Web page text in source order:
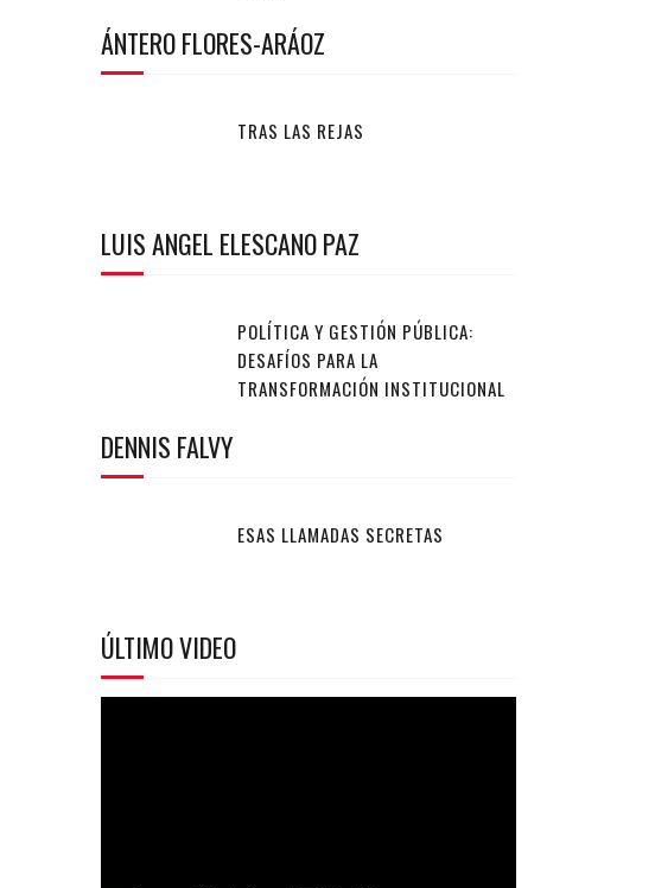
ÁNTERO FLORES-ARÁOZ
TRAS LAS REJAS
LUIS ANGEL ELESCANO PAZ
POLÍTICA Y GESTIÓN PÚBLICA:
DESAFÍOS PARA LA
TRANSFORMACIÓN INSTITUCIONAL
DENNIS FALVY
ESAS LLAMADAS SECRETAS
ÚLTIMO VIDEO